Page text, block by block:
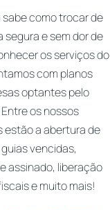
sabe comotrocar de
segura e sem dor de
os serviços do
com planos
optantes pelo
os nossos
estão a abertura de
vencidas,
assinado, liberação
e muito mais!